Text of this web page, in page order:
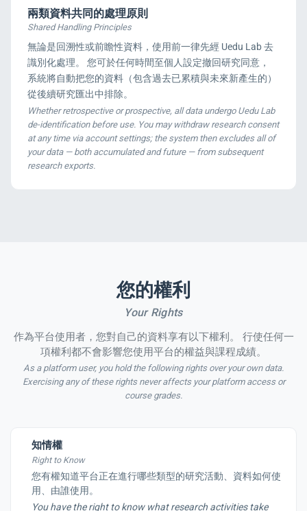
兩類資料共同的處理原則
Shared Handling Principles
無論是回溯性或前瞻性資料，使用前一律先經 Uedu Lab 去
識別化處理。 您可於任何時間至個人設定撤回研究同意，
系統將自動把您的資料（包含過去已累積與未來新產生的）
從後續研究匯出中排除。
Whether retrospective or prospective, all data undergo Uedu Lab
de-identification before use. You may withdraw research consent
at any time via account settings; the system then excludes all of
your data — both accumulated and future — from subsequent
research exports.
您的權利
Your Rights
作為平台使用者，您對自己的資料享有以下權利。 行使任何一
項權利都不會影響您使用平台的權益與課程成績。
As a platform user, you hold the following rights over your own data.
Exercising any of these rights never affects your platform access or
course grades.
知情權
Right to Know
您有權知道平台正在進行哪些類型的研究活動、資料如何使
用、由誰使用。
You have the right to know what research activities take